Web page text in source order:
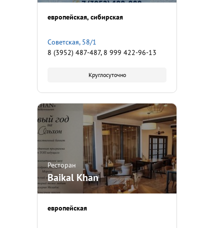
европейская сибирская
Советская, 58/1
8 (3952) 487-487, 8 999 422-96-13
Круглосуточно
Ресторан
Baikal Khan
европейская